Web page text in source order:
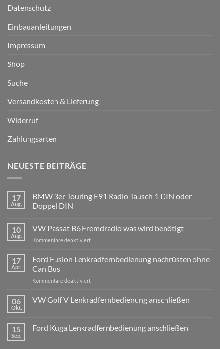
Datenschutz
Einbauanleitungen
Impressum
Shop
Suche
Versandkosten & Lieferung
Widerruf
Zahlungsarten
NEUESTE BEITRÄGE
17
Aug.
BMW 3er Touring E91 Radio Tausch 1 DIN oder
Doppel DIN
zu
3er
Radio
Tausch
1
DIN
DIN
10
Aug.
VW Passat B6 Fremdradio was wird benötigt
Kommentare deaktiviertfür
Passat
B6
was
benötigt
17
Apr.
Ford Fusion Lenkradfernbedienung nachrüsten ohne
Can Bus
Kommentare deaktiviertfür
Fusion
Lenkradfernbedienung
Can
06
Okt.
VW Golf V Lenkradfernbedienung anschließen
VW
15
Sep.
Ford Kuga Lenkradfernbedienung anschließen